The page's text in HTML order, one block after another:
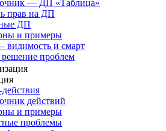
— ДП «Таблица»
прав на ДП
ДП
и примеры
видимость и смарт
проблем
действий
и примеры
проблемы